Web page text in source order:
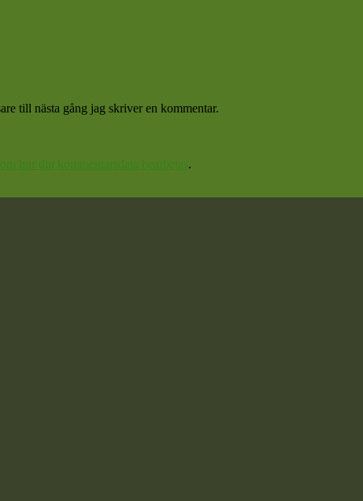
till nästa gång jag skriver en kommentar.
hur din kommentarsdata bearbetas.